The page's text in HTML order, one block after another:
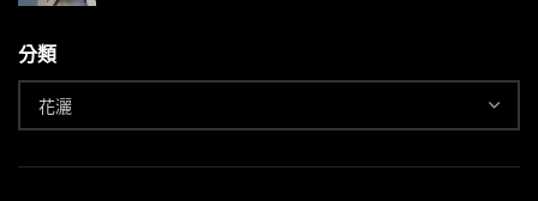
分類